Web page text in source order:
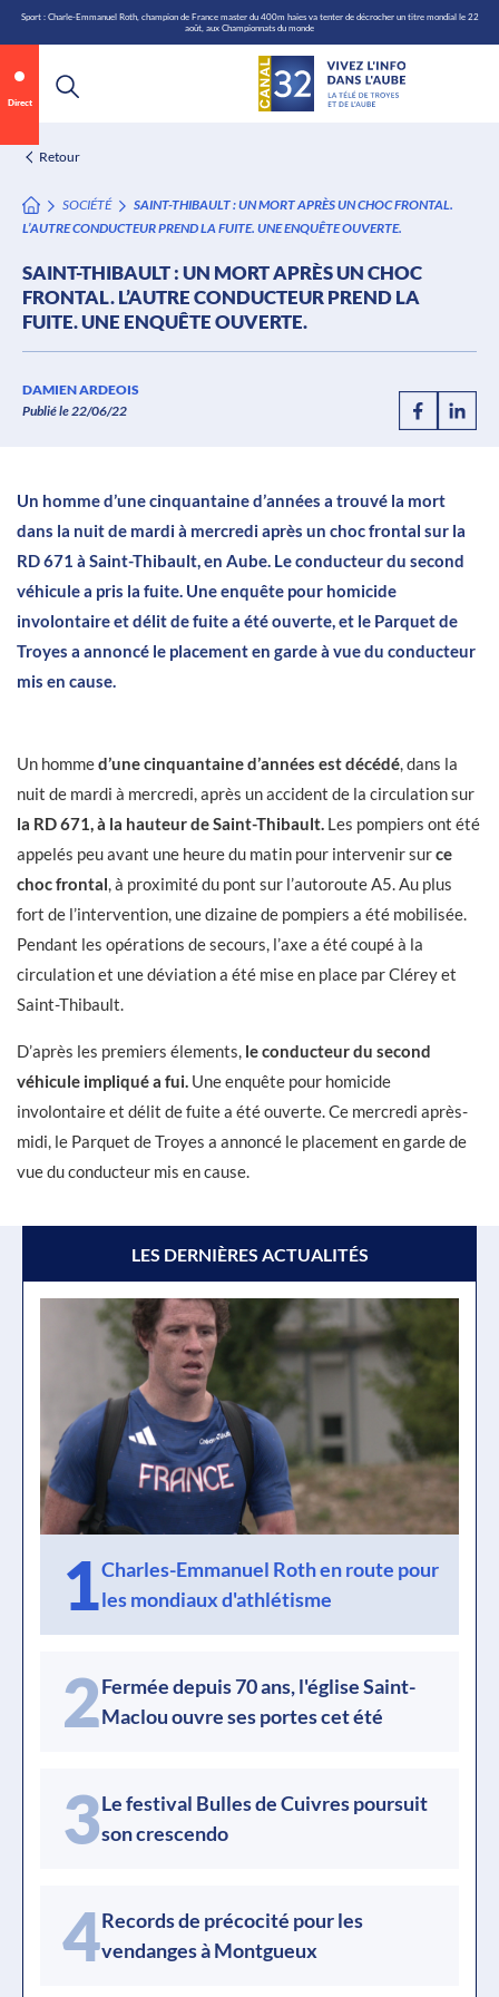
Aller
au
contenu
Sport : Charle-Emmanuel Roth, champion de France master du 400m haies va tenter de décrocher un titre mondial le 22
août, aux Championnats du monde
Direct
Retour
SOCIÉTÉ
SAINT-THIBAULT : UN MORT APRÈS UN CHOC FRONTAL.
L’AUTRE CONDUCTEUR PREND LA FUITE. UNE ENQUÊTE OUVERTE.
SAINT-THIBAULT : UN MORT APRÈS UN CHOC
FRONTAL. L’AUTRE CONDUCTEUR PREND LA
FUITE. UNE ENQUÊTE OUVERTE.
DAMIEN ARDEOIS
Publié le 22/06/22
0:06 / 0:12
Un homme d’une cinquantaine d’années a trouvé la mort
dans la nuit de mardi à mercredi après un choc frontal sur la
RD 671 à Saint-Thibault, en Aube. Le conducteur du second
véhicule a pris la fuite. Une enquête pour homicide
involontaire et délit de fuite a été ouverte, et le Parquet de
Troyes a annoncé le placement en garde à vue du conducteur
mis en cause.
Un hommed’une cinquantaine d’années est décédé, dans la
nuit de mardi à mercredi, après un accident de la circulation sur
la RD 671, à la hauteur de Saint-Thibault. Les pompiers ont été
appelés peu avant une heure du matin pour intervenir surce
choc frontal, à proximité du pont sur l’autoroute A5. Au plus
fort de l’intervention, une dizaine de pompiers a été mobilisée.
Pendant les opérations de secours, l’axe a été coupé à la
circulation et une déviation a été mise en place par Clérey et
Saint-Thibault.
D’après les premiers élements, le conducteur du second
véhicule impliqué a fui. Une enquête pour homicide
involontaire et délit de fuite a été ouverte. Ce mercredi après-
midi, le Parquet de Troyes a annoncé le placement en garde de
vue du conducteur mis en cause.
LES DERNIÈRES ACTUALITÉS
1Charles-Emmanuel Roth en route pour
les mondiaux d'athlétisme
2Fermée depuis 70 ans, l'église Saint-
Maclou ouvre ses portes cet été
3Le festival Bulles de Cuivres poursuit
son crescendo
4Records de précocité pour les
vendanges à Montgueux